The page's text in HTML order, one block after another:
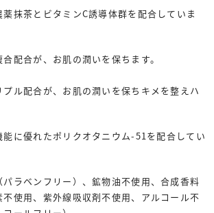
抹茶とビタミンC誘導体群を配合していま
配合が、お肌の潤いを保ちます。
プル配合が、お肌の潤いを保ちキメを整えハ
に優れたポリクオタニウム-51を配合してい
パラベンフリー）、鉱物油不使用、合成香料
使用、紫外線吸収剤不使用、アルコール不